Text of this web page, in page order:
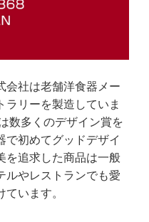
会社は老舗洋食器メー
ラリーを製造していま
数多くのデザイン賞を
で初めてグッドデザイ
を追求した商品は一般
ルやレストランでも愛
います。